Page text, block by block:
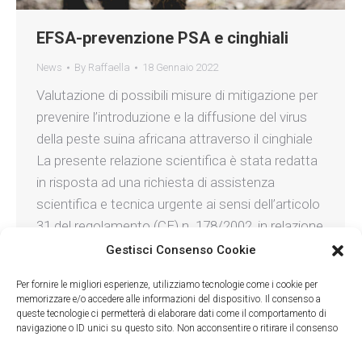
Gestisci Consenso Cookie
Per fornire le migliori esperienze, utilizziamo tecnologie come i cookie per
memorizzare e/o accedere alle informazioni del dispositivo. Il consenso a
queste tecnologie ci permetterà di elaborare dati come il comportamento di
navigazione o ID unici su questo sito. Non acconsentire o ritirare il consenso
EFSA-prevenzione PSA e cinghiali
News By Raffaella 18 Gennaio 2022
Valutazione di possibili misure di mitigazione per
prevenire l’introduzione e la diffusione del virus
della peste suina africana attraverso il cinghiale
La presente relazione scientifica è stata redatta
in risposta ad una richiesta di assistenza
scientifica e tecnica urgente ai sensi dell’articolo
31 del regolamento (CE) n. 178/2002, in relazione
a possibili misure di mitigazione…